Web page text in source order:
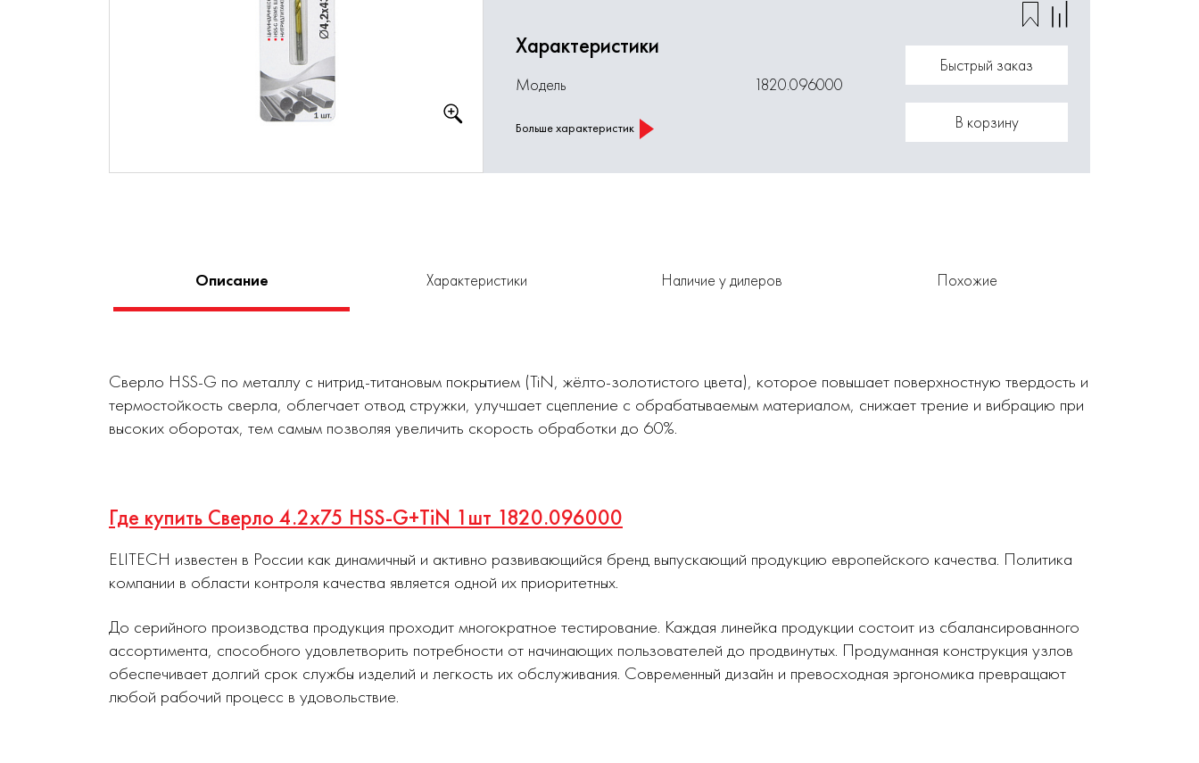
Характеристики
Модель 1820.096000
Больше характеристик
Быстрый заказ
В корзину
Описание Характеристики Наличие у дилеров Похожие
Сверло HSS-G по металлу с нитрид-титановым покрытием (TiN, жёлто-золотистого цвета), которое повышает поверхностную твердость и
термостойкость сверла, облегчает отвод стружки, улучшает сцепление с обрабатываемым материалом, снижает трение и вибрацию при
высоких оборотах, тем самым позволяя увеличить скорость обработки до 60%.
Где купить Сверло 4.2х75 HSS-G+TiN 1шт 1820.096000
ELITECH известен в России как динамичный и активно развивающийся бренд выпускающий продукцию европейского качества. Политика
компании в области контроля качества является одной их приоритетных.
До серийного производства продукция проходит многократное тестирование. Каждая линейка продукции состоит из сбалансированного
ассортимента, способного удовлетворить потребности от начинающих пользователей до продвинутых. Продуманная конструкция узлов
обеспечивает долгий срок службы изделий и легкость их обслуживания. Современный дизайн и превосходная эргономика превращают
любой рабочий процесс в удовольствие.